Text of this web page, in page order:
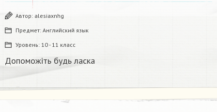
Автор: alesiaxnhg
Предмет: Английский язык
Уровень: 10 - 11 класс
Допоможіть будь ласка ​